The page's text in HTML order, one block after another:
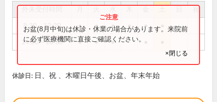
祝
8:30～12:30 ● ● ● ● ●
14:30～18:30 ● ● ●
お盆(8月中旬)は休診・休業の場合があります。来院前
に必ず医療機関に直接ご確認ください。
×閉じる
休診日: 日、祝 、木曜日午後、お盆、年末年始